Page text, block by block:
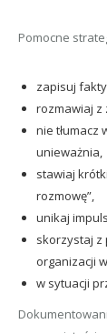
Pomocne
zapisuj
rozmawiaj z
nie tłumacz
unieważnia,
stawiaj
rozmowę”,
unikaj
skorzystaj z
organizacji
w sytuacji